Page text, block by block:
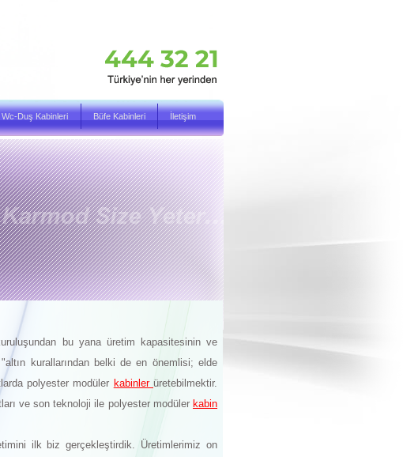
Wc-Duş Kabinleri Büfe Kabinleri İletişim
bu yana üretim kapasitesinin ve
kurallarından belki de en önemlisi; elde
polyester modüler kabinlerüretebilmektir.
ve son teknoloji ile polyester modüler kabin
ilk biz gerçekleştirdik. Üretimlerimiz on